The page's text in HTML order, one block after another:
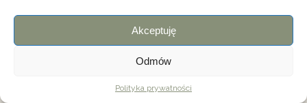
Akceptuję
Odmów
Polityka prywatności